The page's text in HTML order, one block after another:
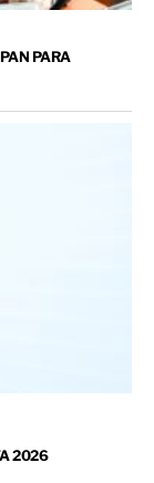
PARA
2026